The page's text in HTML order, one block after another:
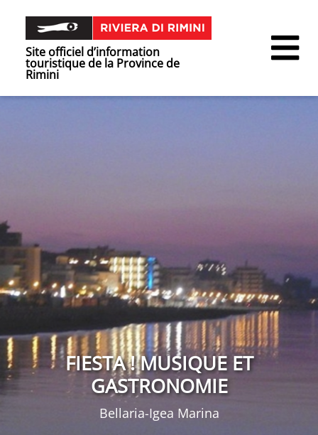
Site officiel d’information
touristique de la Province de
Rimini
FIESTA ! MUSIQUE ET
GASTRONOMIE
Bellaria-Igea Marina